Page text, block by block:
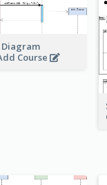
Diagram
Course